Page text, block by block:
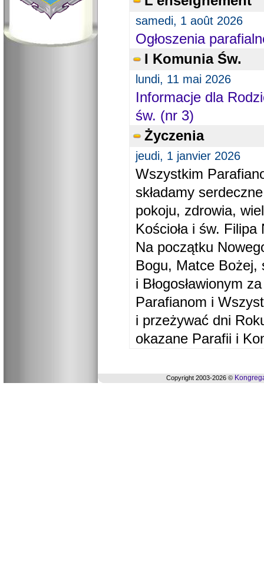
samedi, 1 août 2026
Ogłoszenia
I Komunia Św.
lundi, 11 mai 2026
Informacje dla
św. (nr 3)
Życzenia
jeudi, 1 janvier 2026
Wszystkim
składamy
pokoju, zdrowia,
Kościoła i św. Filipa
Na początku
Bogu, Matce Bożej,
i Błogosławionym
Parafianom i
i przeżywać dni
okazane Parafii i
Copyright 2003-2026 ©